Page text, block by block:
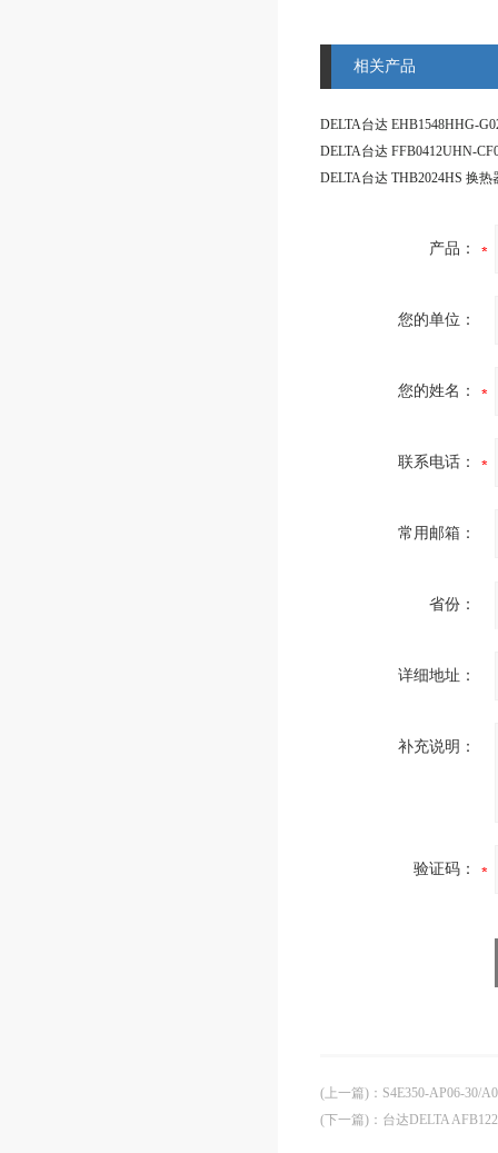
相关产品
DELTA台达 THB2024HS 换热
产品：
您的单位：
您的姓名：
联系电话：
常用邮箱：
省份：
详细地址：
补充说明：
验证码：
(上一篇) ： S4E350-AP06-30/
(下一篇) ： 台达DELTA